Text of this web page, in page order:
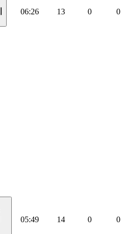
06:26 13 0 0
05:49 14 0 0